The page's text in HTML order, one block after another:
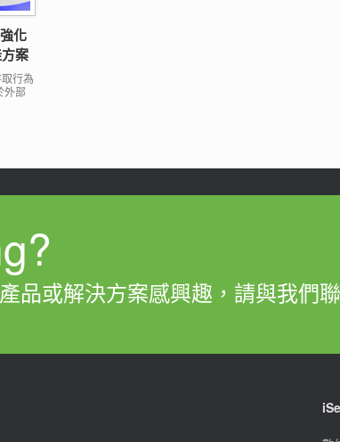
化
案
行為
外部
品或解決方案感興趣，請與我們聯